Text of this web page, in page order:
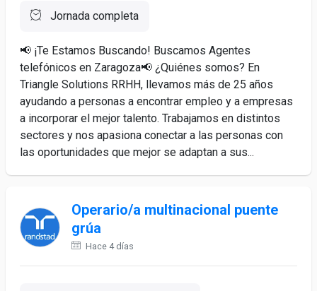
Jornada completa
📢 ¡Te Estamos Buscando! Buscamos Agentes
telefónicos en Zaragoza📢 ¿Quiénes somos? En
Triangle Solutions RRHH, llevamos más de 25 años
ayudando a personas a encontrar empleo y a empresas
a incorporar el mejor talento. Trabajamos en distintos
sectores y nos apasiona conectar a las personas con
las oportunidades que mejor se adaptan a sus...
Operario/a multinacional puente
grúa
Hace 4 días